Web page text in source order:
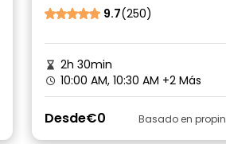
9.7(250)
2h 30min
10:00 AM, 10:30 AM +2 Más
Desde€0 Basado en